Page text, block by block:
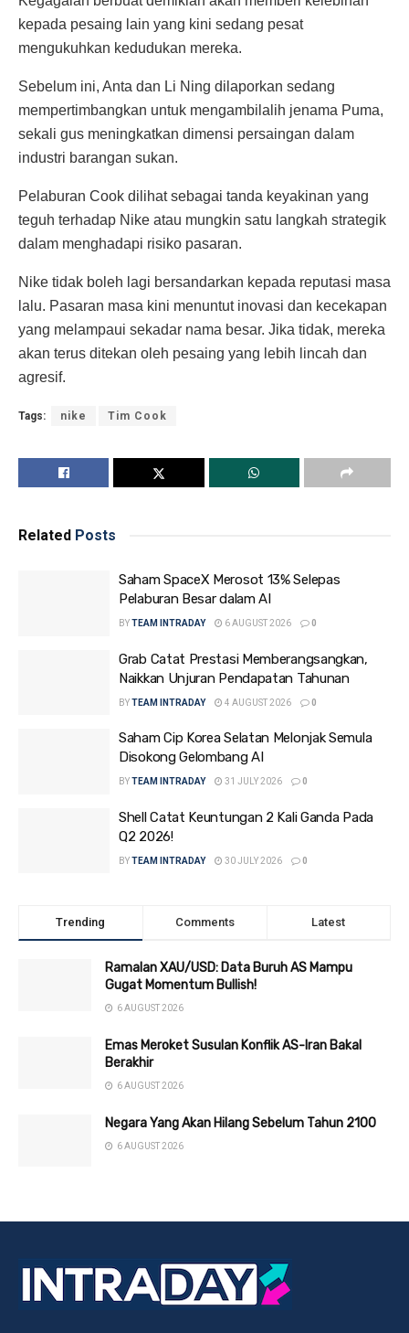
kepada pesaing lain yang kini sedang pesat
mengukuhkan kedudukan mereka.
Sebelum ini, Anta dan Li Ning dilaporkan sedang
mempertimbangkan untuk mengambilalih jenama Puma,
sekali gus meningkatkan dimensi persaingan dalam
industri barangan sukan.
Pelaburan Cook dilihat sebagai tanda keyakinan yang
teguh terhadap Nike atau mungkin satu langkah strategik
dalam menghadapi risiko pasaran.
Nike tidak boleh lagi bersandarkan kepada reputasi masa
lalu. Pasaran masa kini menuntut inovasi dan kecekapan
yang melampaui sekadar nama besar. Jika tidak, mereka
akan terus ditekan oleh pesaing yang lebih lincah dan
agresif.
Tags: nike Tim Cook
Related Posts
Saham SpaceX Merosot 13% Selepas
Pelaburan Besar dalam AI
BYTEAM INTRADAY 6 AUGUST 2026 0
Grab Catat Prestasi Memberangsangkan,
Naikkan Unjuran Pendapatan Tahunan
BYTEAM INTRADAY 4 AUGUST 2026 0
Saham Cip Korea Selatan Melonjak Semula
Disokong Gelombang AI
BYTEAM INTRADAY 31 JULY 2026 0
Shell Catat Keuntungan 2 Kali Ganda Pada
Q2 2026!
BYTEAM INTRADAY 30 JULY 2026 0
Trending Comments Latest
Ramalan XAU/USD: Data Buruh AS Mampu
Gugat Momentum Bullish!
6 AUGUST 2026
Emas Meroket Susulan Konflik AS-Iran Bakal
Berakhir
6 AUGUST 2026
Negara Yang Akan Hilang Sebelum Tahun 2100
6 AUGUST 2026